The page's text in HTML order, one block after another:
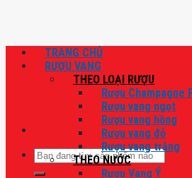
Tìm
kiếm:
TRANG CHỦ
RƯỢU VANG
THEO LOẠI RƯỢU
Rượu Champagne
Rượu vang ngọt
Rượu vang hồng
Rượu vang đỏ
Rượu vang trắng
THEO NƯỚC
Rượu Vang Ý